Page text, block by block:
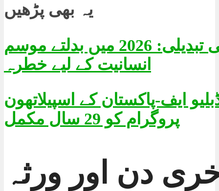
یہ بھی پڑھیں
موسمیاتی تبدیلی: 2026 میں بدلتے موسم
انسانیت کے لیے خطرہ
ایف-پاکستان کے اسپیلاتھون
پروگرام کو 29 سال مکمل
دن اور ورثہ